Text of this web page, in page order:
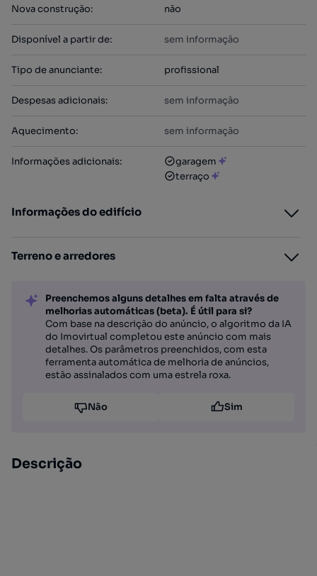
Nova construção: não
Disponível a partir de: sem informação
Tipo de anunciante: profissional
Despesas adicionais: sem informação
Aquecimento: sem informação
Informações adicionais:
garagem
terraço
Informações do edifício
Terreno e arredores
Preenchemos alguns detalhes em falta através de
melhorias automáticas (beta). É útil para si?
Com base na descrição do anúncio, o algoritmo da IA
do Imovirtual completou este anúncio com mais
detalhes. Os parâmetros preenchidos, com esta
ferramenta automática de melhoria de anúncios,
estão assinalados com uma estrela roxa.
Não Sim
Descrição